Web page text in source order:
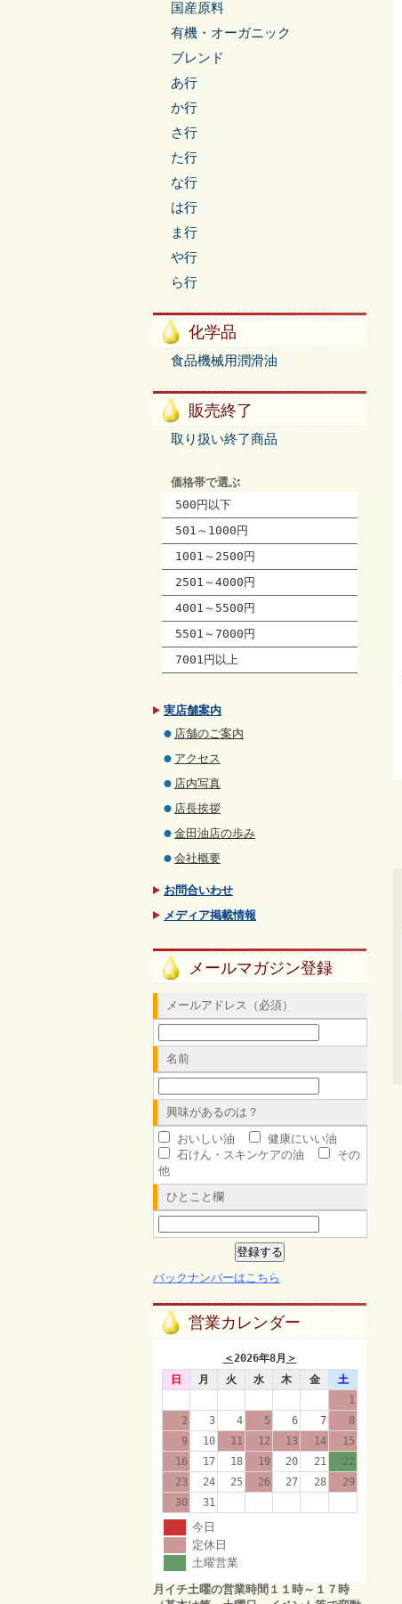
国産原料
有機・オーガニック
ブレンド
あ行
か行
さ行
た行
な行
は行
ま行
や行
ら行
化学品
食品機械用潤滑油
販売終了
取り扱い終了商品
価格帯で選ぶ
500円以下
501～1000円
1001～2500円
2501～4000円
4001～5500円
5501～7000円
7001円以上
実店舗案内
店舗のご案内
アクセス
店内写真
店長挨拶
金田油店の歩み
会社概要
お問合いわせ
メディア掲載情報
メールマガジン登録
メールアドレス（必須）
名前
興味があるのは？
おいしい油
健康にいい油
石けん・スキンケアの油
その
他
ひとこと欄
バックナンバーはこちら
営業カレンダー
＜2026年8月 ＞
日
月 火 水 木 金
土
1
2
3 4 5 6 7
8
9
10 11 12 13 14
15
16
17 18 19 20 21
22
23
24 25 26 27 28
29
30
31
今日
定休日
土曜営業
月イチ土曜の営業時間１１時～１７時